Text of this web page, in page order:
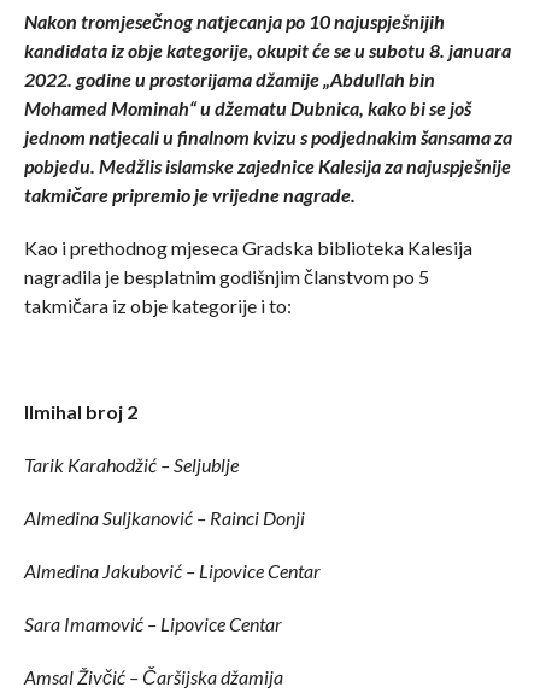
Nakon tromjesečnog natjecanja po 10 najuspješnijih
kandidata iz obje kategorije, okupit će se u subotu 8. januara
2022. godine u prostorijama džamije „Abdullah bin
Mohamed Mominah“ u džematu Dubnica, kako bi se još
jednom natjecali u finalnom kvizu s podjednakim šansama za
pobjedu. Medžlis islamske zajednice Kalesija za najuspješnije
takmičare pripremio je vrijedne nagrade.
Kao i prethodnog mjeseca Gradska biblioteka Kalesija
nagradila je besplatnim godišnjim članstvom po 5
takmičara iz obje kategorije i to:
Ilmihal broj 2
Tarik Karahodžić – Seljublje
Almedina Suljkanović – Rainci Donji
Almedina Jakubović – Lipovice Centar
Sara Imamović – Lipovice Centar
Amsal Živčić – Čaršijska džamija